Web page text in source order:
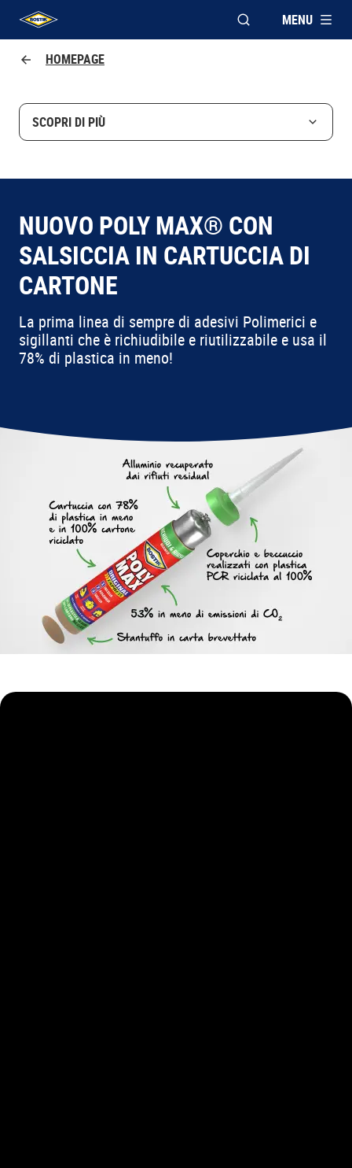
UHU logo
APRI FINESTRA
MENU
HOMEPAGE
SCOPRI DI PIÙ
NUOVO POLY MAX® CON
SALSICCIA IN CARTUCCIA DI
CARTONE
La prima linea di sempre di adesivi Polimerici e
sigillanti che è richiudibile e riutilizzabile e usa il
78% di plastica in meno!